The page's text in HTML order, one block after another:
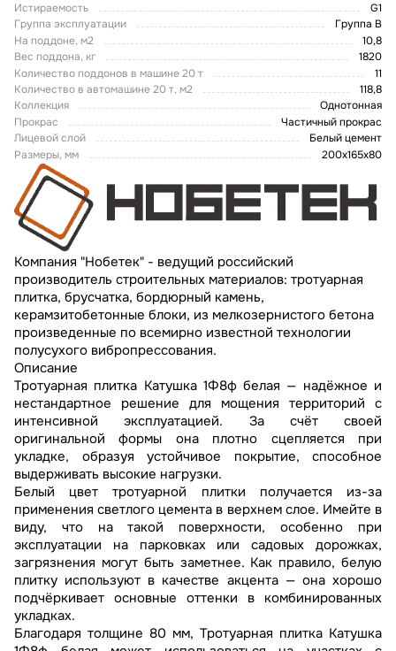
Истираемость
G1
Группа эксплуатации
Группа В
На поддоне, м2
10,8
Вес поддона, кг
1820
Количество поддонов в машине 20 т
11
Количество в автомашине 20 т, м2
118,8
Коллекция
Однотонная
Прокрас
Частичный прокрас
Лицевой слой
Белый цемент
Размеры, мм
200х165х80
Компания "Нобетек" - ведущий российский
производитель строительных материалов: тротуарная
плитка, брусчатка, бордюрный камень,
керамзитобетонные блоки, из мелкозернистого бетона
произведенные по всемирно известной технологии
полусухого вибропрессования.
Описание
Тротуарная плитка Катушка 1Ф8ф белая — надёжное и
нестандартное решение для мощения территорий с
интенсивной эксплуатацией. За счёт своей
оригинальной формы она плотно сцепляется при
укладке, образуя устойчивое покрытие, способное
выдерживать высокие нагрузки.
Белый цвет тротуарной плитки получается из-за
применения светлого цемента в верхнем слое. Имейте в
виду, что на такой поверхности, особенно при
эксплуатации на парковках или садовых дорожках,
загрязнения могут быть заметнее. Как правило, белую
плитку используют в качестве акцента — она хорошо
подчёркивает основные оттенки в комбинированных
укладках.
Благодаря толщине 80 мм, Тротуарная плитка Катушка